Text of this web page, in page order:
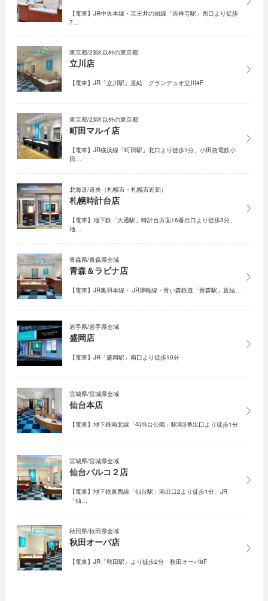
【電車】JR中央本線・京王井の頭線「吉祥寺駅」西口より徒歩
7…
東京都/23区以外の東京都
立川店
【電車】JR「立川駅」直結 グランデュオ立川4F
東京都/23区以外の東京都
町田マルイ店
【電車】JR横浜線「町田駅」北口より徒歩1分、小田急電鉄小
田…
北海道/道央（札幌市・札幌市近郊）
札幌時計台店
【電車】地下鉄「大通駅」時計台方面16番出口より徒歩3分、
地…
青森県/青森県全域
青森＆ラビナ店
【電車】JR奥羽本線・ JR津軽線・青い森鉄道「青森駅」直結…
岩手県/岩手県全域
盛岡店
【電車】JR「盛岡駅」南口より徒歩10分
宮城県/宮城県全域
仙台本店
【電車】地下鉄南北線「勾当台公園」駅南3番出口より徒歩1分
宮城県/宮城県全域
仙台パルコ２店
【電車】地下鉄東西線「仙台駅」南出口2より徒歩1分、JR
「仙…
秋田県/秋田県全域
秋田オーパ店
【電車】JR「秋田駅」より徒歩2分 秋田オーパ8F